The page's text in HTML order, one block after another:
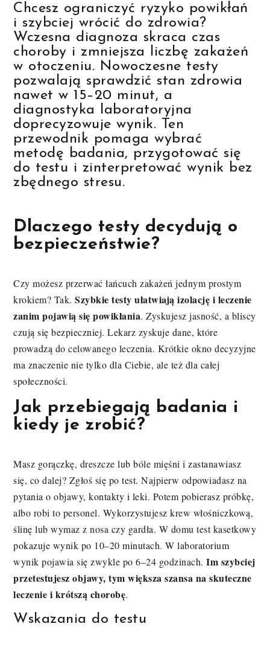
Chcesz ograniczyć ryzyko powikłań
i szybciej wrócić do zdrowia?
Wczesna diagnoza skraca czas
choroby i zmniejsza liczbę zakażeń
w otoczeniu. Nowoczesne testy
pozwalają sprawdzić stan zdrowia
nawet w 15–20 minut, a
diagnostyka laboratoryjna
doprecyzowuje wynik. Ten
przewodnik pomaga wybrać
metodę badania, przygotować się
do testu i zinterpretować wynik bez
zbędnego stresu.
Dlaczego testy decydują o
bezpieczeństwie?
Czy możesz przerwać łańcuch zakażeń jednym prostym
krokiem? Tak.Szybkie testy ułatwiają izolację i leczenie
zanim pojawią się powikłania. Zyskujesz jasność, a bliscy
czują się bezpieczniej. Lekarz zyskuje dane, które
prowadzą do celowanego leczenia. Krótkie okno decyzyjne
ma znaczenie nie tylko dla Ciebie, ale też dla całej
społeczności.
Jak przebiegają badania i
kiedy je zrobić?
Masz gorączkę, dreszcze lub bóle mięśni i zastanawiasz
się, co dalej? Zgłoś się po test. Najpierw odpowiadasz na
pytania o objawy, kontakty i leki. Potem pobierasz próbkę,
albo robi to personel. Wykorzystujesz krew włośniczkową,
ślinę lub wymaz z nosa czy gardła. W domu test kasetkowy
pokazuje wynik po 10–20 minutach. W laboratorium
wynik pojawia się zwykle po 6–24 godzinach.Im szybciej
przetestujesz objawy, tym większa szansa na skuteczne
leczenie i krótszą chorobę.
Wskazania do testu